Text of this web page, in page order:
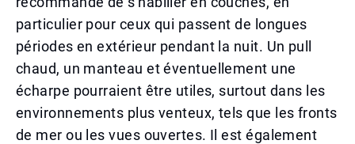
particulier pour ceux qui passent de longues
périodes en extérieur pendant la nuit. Un pull
chaud, un manteau et éventuellement une
écharpe pourraient être utiles, surtout dans les
environnements plus venteux, tels que les fronts
de mer ou les vues ouvertes. Il est également